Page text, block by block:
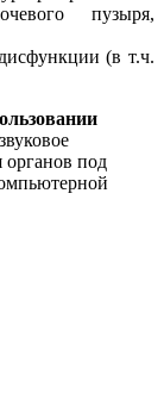
пузыря,
(в т.ч.
органов под